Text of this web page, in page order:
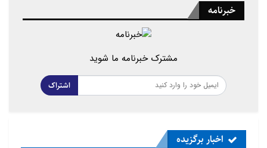
خبرنامه
مشترک خبرنامه ما شوید
اشتراک
اخبار برگزیده